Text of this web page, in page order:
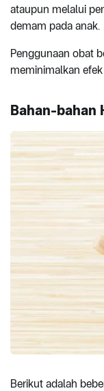
ataupun melalui
demam pada anak.
Penggunaan obat
meminimalkan
Bahan-bahan
Berikut adalah